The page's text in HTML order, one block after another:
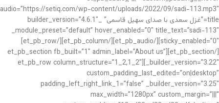
audio=”https://setiq.com/wp-content/uploads/2022/09/sadi-113.mp3″
title=”غزل سعدی با صدای سهیل قاسمی” _builder_version=”4.6.1″
_module_preset=”default” hover_enabled=”0″ title_text=”sadi-113″
sticky_enabled=”0″][/et_pb_audio][/et_pb_column][/et_pb_row]
[/et_pb_section][et_pb_section fb_built=”1″ admin_label=”About us”
_builder_version=”3.22″][et_pb_row column_structure=”1_2,1_2″
custom_padding_last_edited=”on|desktop”
padding_left_right_link_1=”false” _builder_version=”3.25″
max_width=”1280px” custom_margin=”|||”